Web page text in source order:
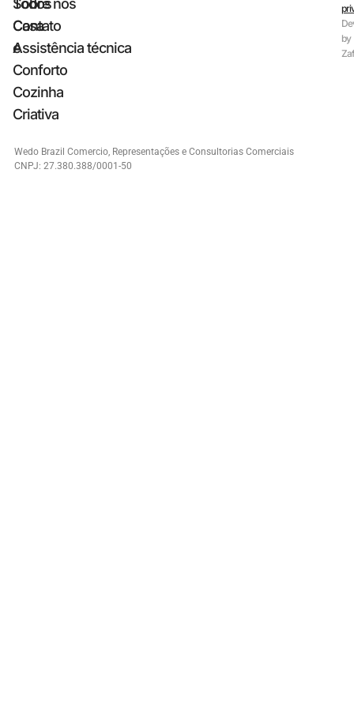
Todos
Casa
e
Conforto
Cozinha
Criativa
Sobre nós
Contato
Assistência técnica
by
Wedo Brazil Comercio, Representações e Consultorias Comerciais
CNPJ: 27.380.388/0001-50